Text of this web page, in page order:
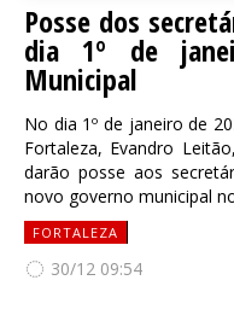
Posse dos
dia 1º de
Municipal
No dia 1º de janeiro de
Fortaleza, Evandro
darão posse aos
novo governo municipal
FORTALEZA
30/12 09:54